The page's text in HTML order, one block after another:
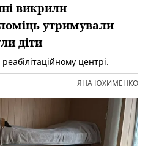
викрили
утримували
діти
центрі.
ЯНА ЮХИМЕНКО